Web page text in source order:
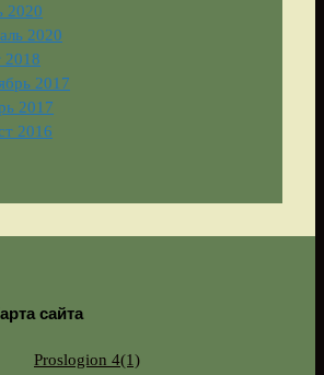
2020
2020
2018
2017
2017
2016
сайта
Proslogion 4(1)